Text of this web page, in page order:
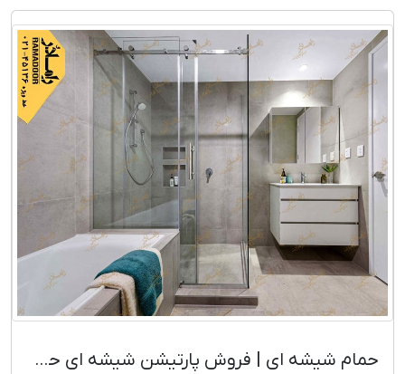
حمام شیشه ای | فروش پارتیشن شیشه ای حمام